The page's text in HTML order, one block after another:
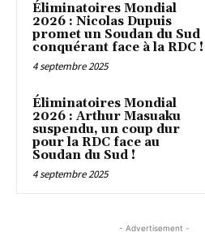
Éliminatoires Mondial
2026 : Nicolas Dupuis
promet un Soudan du Sud
conquérant face à la RDC !
4 septembre 2025
Éliminatoires Mondial
2026 : Arthur Masuaku
suspendu, un coup dur
pour la RDC face au
Soudan du Sud !
4 septembre 2025
- Advertisement -